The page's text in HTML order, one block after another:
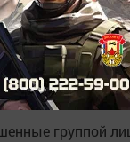
среды, если
лишением
лет.
группой